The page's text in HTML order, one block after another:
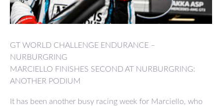
GT WORLD CHALLENGE ENDURANCE –
NURBURGRING
MARCIELLO FINISHES SECOND AT NURBURGRING:
ANOTHER PODIUM
It has been another busy racing week for Marciello, who